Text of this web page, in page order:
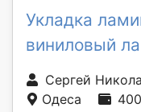
Укладка
виниловый
Сергей
Одеса